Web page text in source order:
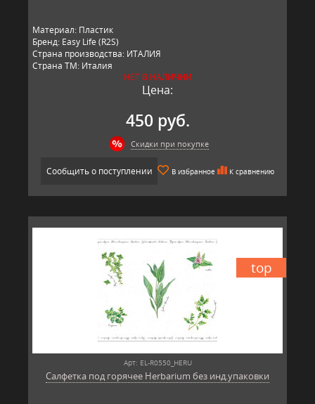
Материал: Пластик
Бренд: Easy Life (R2S)
Страна производства: ИТАЛИЯ
Страна ТМ: Италия
НЕТ В НАЛИЧИИ
Цена:
450 руб.
Скидки при покупке
Сообщить о поступлении В избранное К сравнению
top
Арт: EL-R0550_HERU
Салфетка под горячее Herbarium без инд.упаковки